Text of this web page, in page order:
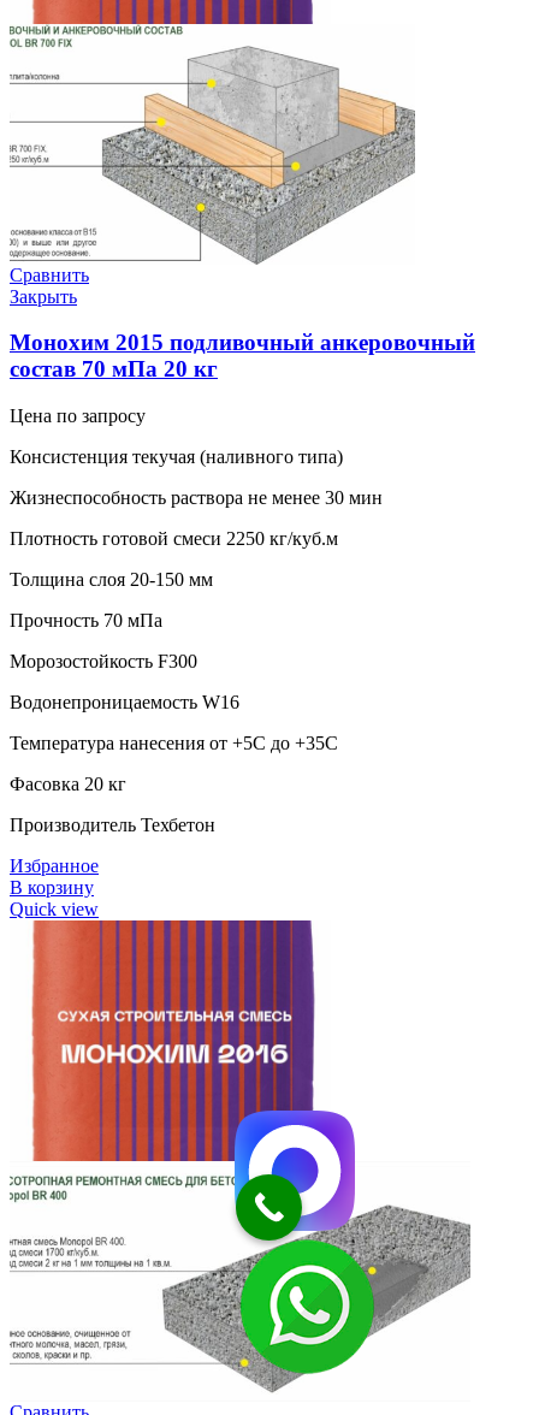
Сравнить
Закрыть
Монохим 2015 подливочный анкеровочный
состав 70 мПа 20 кг
Цена по запросу
Консистенция текучая (наливного типа)
Жизнеспособность раствора не менее 30 мин
Плотность готовой смеси 2250 кг/куб.м
Толщина слоя 20-150 мм
Прочность 70 мПа
Морозостойкость F300
Водонепроницаемость W16
Температура нанесения от +5С до +35С
Фасовка 20 кг
Производитель Техбетон
Избранное
В корзину
Quick view